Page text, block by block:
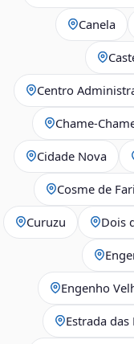
Canela
Centro
Chame-
Cidade Nova
Cosme de
Curuzu Dois
Engenho
Estrada